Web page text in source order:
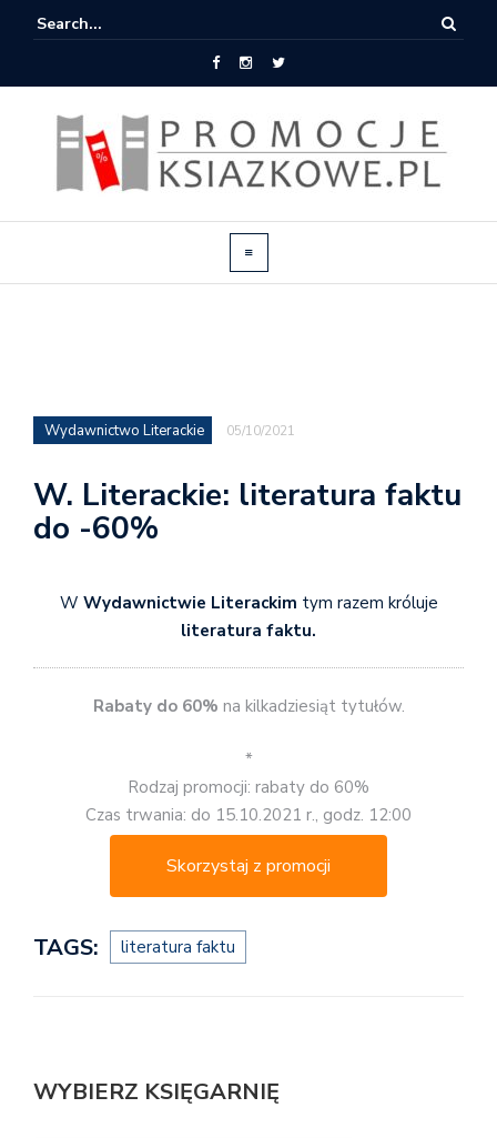
Wydawnictwo Literackie 05/10/2021
W. Literackie: literatura faktu
do -60%
W Wydawnictwie Literackim tym razem króluje
literatura faktu.
Rabaty do 60% na kilkadziesiąt tytułów.
*
Rodzaj promocji: rabaty do 60%
Czas trwania: do 15.10.2021 r., godz. 12:00
Skorzystaj z promocji
TAGS: literatura faktu
WYBIERZ KSIĘGARNIĘ